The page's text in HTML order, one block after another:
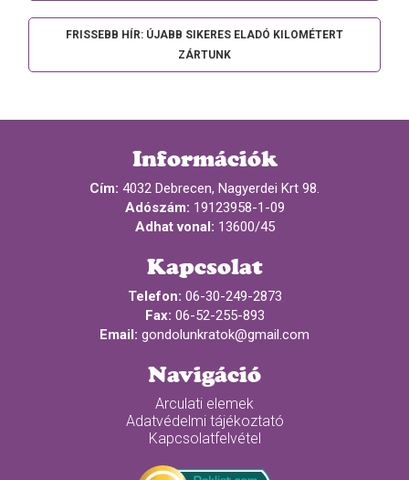
FRISSEBB HÍR: ÚJABB SIKERES ELADÓ KILOMÉTERT
ZÁRTUNK
Információk
Cím: 4032 Debrecen, Nagyerdei Krt 98.
Adószám: 19123958-1-09
Adhat vonal: 13600/45
Kapcsolat
Telefon: 06-30-249-2873
Fax: 06-52-255-893
Email: gondolunkratok@gmail.com
Navigáció
Arculati elemek
Adatvédelmi tájékoztató
Kapcsolatfelvétel